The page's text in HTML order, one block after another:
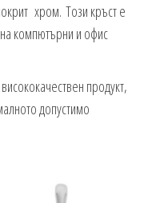
хром. Този кръст е
компютърни и офис
продукт,
допустимо